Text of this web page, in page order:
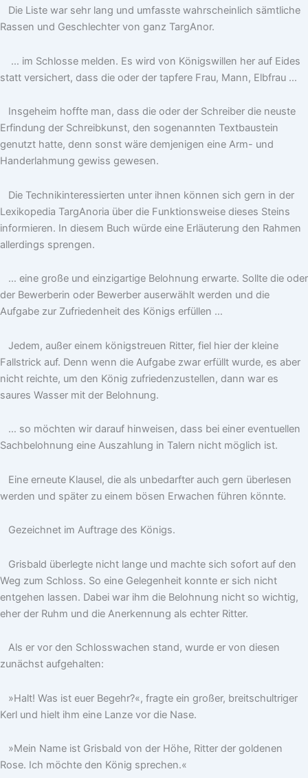
Die Liste war sehr lang und umfasste wahrscheinlich sämtliche
Rassen und Geschlechter von ganz TargAnor.
… im Schlosse melden. Es wird von Königswillen her auf Eides
statt versichert, dass die oder der tapfere Frau, Mann, Elbfrau …
Insgeheim hoffte man, dass die oder der Schreiber die neuste
Erfindung der Schreibkunst, den sogenannten Textbaustein
genutzt hatte, denn sonst wäre demjenigen eine Arm- und
Handerlahmung gewiss gewesen.
Die Technikinteressierten unter ihnen können sich gern in der
Lexikopedia TargAnoria über die Funktionsweise dieses Steins
informieren. In diesem Buch würde eine Erläuterung den Rahmen
allerdings sprengen.
… eine große und einzigartige Belohnung erwarte. Sollte die oder
der Bewerberin oder Bewerber auserwählt werden und die
Aufgabe zur Zufriedenheit des Königs erfüllen …
Jedem, außer einem königstreuen Ritter, fiel hier der kleine
Fallstrick auf. Denn wenn die Aufgabe zwar erfüllt wurde, es aber
nicht reichte, um den König zufriedenzustellen, dann war es
saures Wasser mit der Belohnung.
… so möchten wir darauf hinweisen, dass bei einer eventuellen
Sachbelohnung eine Auszahlung in Talern nicht möglich ist.
Eine erneute Klausel, die als unbedarfter auch gern überlesen
werden und später zu einem bösen Erwachen führen könnte.
Gezeichnet im Auftrage des Königs.
Grisbald überlegte nicht lange und machte sich sofort auf den
Weg zum Schloss. So eine Gelegenheit konnte er sich nicht
entgehen lassen. Dabei war ihm die Belohnung nicht so wichtig,
eher der Ruhm und die Anerkennung als echter Ritter.
Als er vor den Schlosswachen stand, wurde er von diesen
zunächst aufgehalten:
»Halt! Was ist euer Begehr?«, fragte ein großer, breitschultriger
Kerl und hielt ihm eine Lanze vor die Nase.
»Mein Name ist Grisbald von der Höhe, Ritter der goldenen
Rose. Ich möchte den König sprechen.«